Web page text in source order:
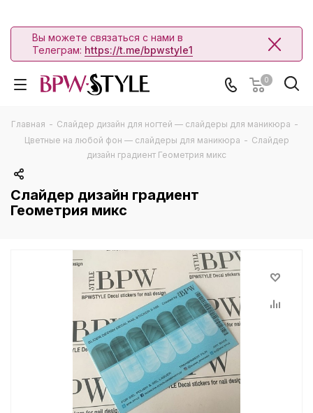
Вы можете связаться с нами в
Телеграм: https://t.me/bpwstyle1
0
Главная - Слайдер дизайн для ногтей — слайдеры для маникюра -
Цветные на любой фон — слайдеры для маникюра - Слайдер
дизайн градиент Геометрия микс
Слайдер дизайн градиент
Геометрия микс